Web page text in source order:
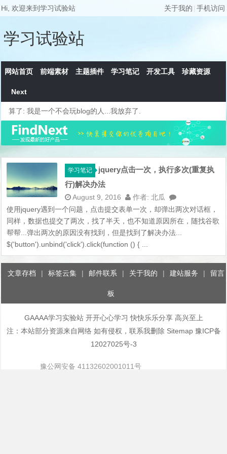
Hi, 欢迎来到学习试验站 关于我的 | 手机访问
学习试验站
网站首页 前端素材 主题插件 学习笔记 开发工具 珍藏资源
Next
算了: 我是一个不会玩blog的人...我放弃了.
学习笔记
jquery点击一次，执行多次(重复执
行)解决办法
August 9, 2016 作者: 北瓜
使用jquery遇到一个问题，点击提交表单一次，却弹出两次对话框，
同样，数据也提交了两次，找了半天，也不知道原因所在，随找谷歌
帮帮...弹出两次的原因没有找到，但是找到了解决办法...
$('button').unbind('click').click(function () { ...
文章存档 | 标签云集 | 邮件联系 | 关于我的 | 建站服务 | 留言
板
GAAAA学习实验站开开心心学习 快快乐乐分享 高兴至上
注：本站部分资源来自网络 如有侵权，联系我删除 Sitemap 豫ICP备
12027025号-3
豫公网安备 41132602001011号